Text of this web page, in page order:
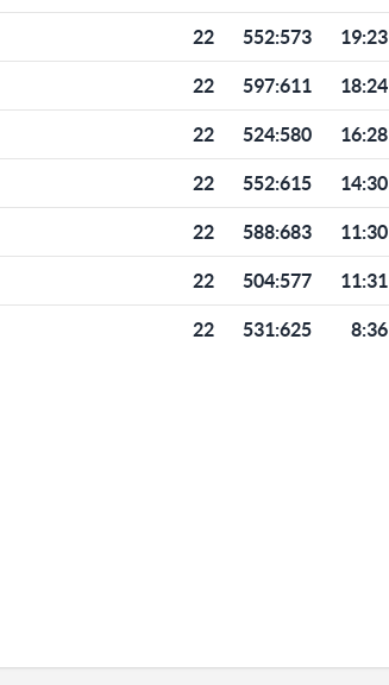
22 552:573 19:23
22 597:611 18:24
22 524:580 16:28
22 552:615 14:30
22 588:683 11:30
22 504:577 11:31
22 531:625 8:36